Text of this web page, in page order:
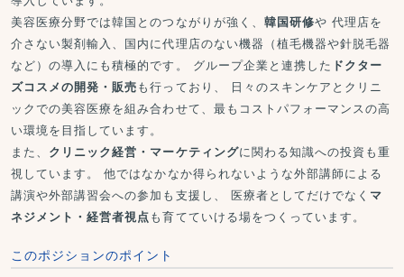
美容医療分野では韓国とのつながりが強く、 韓国研修や 代理店を
介さない製剤輸入、国内に代理店のない機器（植毛機器や針脱毛器
など）の導入にも積極的です。 グループ企業と連携した ドクター
ズコスメの開発・販売も行っており、 日々のスキンケアとクリニ
ックでの美容医療を組み合わせて、最もコストパフォーマンスの高
い環境を目指しています。
また、 クリニック経営・マーケティングに関わる知識への投資も重
視しています。 他ではなかなか得られないような外部講師による
講演や外部講習会への参加も支援し、 医療者としてだけでなく マ
ネジメント・経営者視点も育てていける場をつくっています。
このポジションのポイント